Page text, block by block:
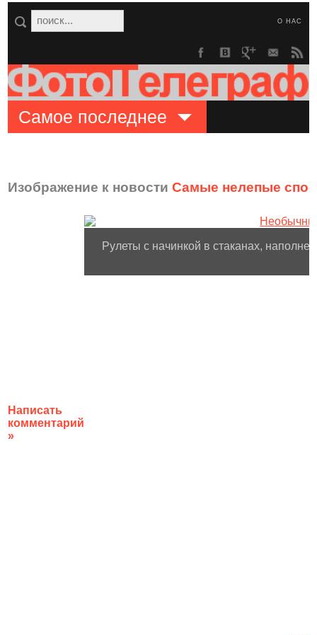
О НАС
Самое последнее
Изображение к новостиСамые нелепые
Написать
комментарий
»
Рулеты с начинкой в стаканах,